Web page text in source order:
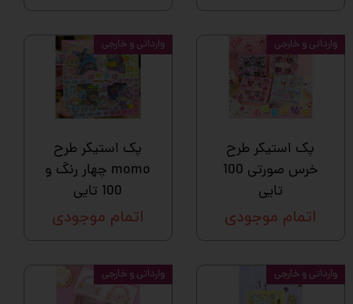
پک استیکر طرح
خرس صورتی 100
تایی
اتمام موجودی
وارداتی و خارجی
پک استیکر طرح
momo چهار رنگ و
100 تایی
اتمام موجودی
وارداتی و خارجی
وارداتی و خارجی وارداتی و خارجی